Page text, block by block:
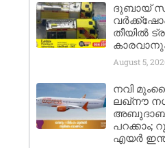
ദുബായ്
തീയിൽ
August 5,
നവി
ലഖ്നൗ
പറക്കാം;
എയർ